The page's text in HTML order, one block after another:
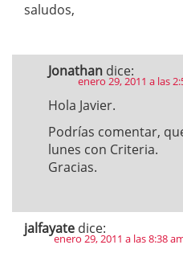
saludos,
Jonathan dice:
enero 29, 2011 a las
Hola Javier.
Podrías comentar,
lunes con Criteria.
Gracias.
jalfayate dice:
enero 29, 2011 a las 8:38